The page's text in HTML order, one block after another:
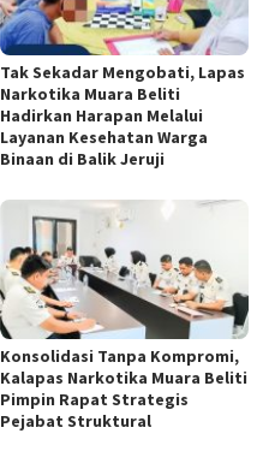
Tak Sekadar Mengobati, Lapas
Narkotika Muara Beliti
Hadirkan Harapan Melalui
Layanan Kesehatan Warga
Binaan di Balik Jeruji
Konsolidasi Tanpa Kompromi,
Kalapas Narkotika Muara Beliti
Pimpin Rapat Strategis
Pejabat Struktural